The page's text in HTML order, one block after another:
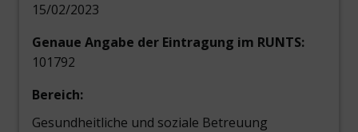
15/02/2023
Genaue Angabe der Eintragung im RUNTS:
101792
Bereich:
Gesundheitliche und soziale Betreuung